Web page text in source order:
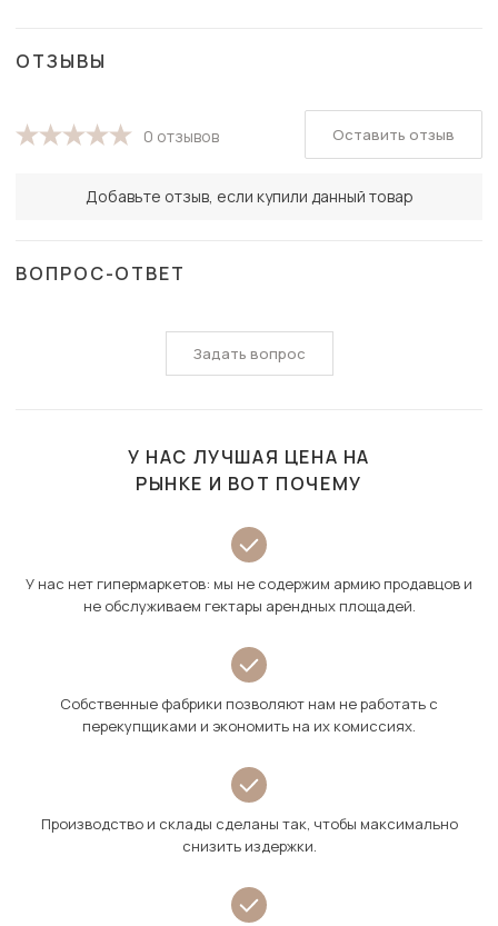
ОТЗЫВЫ
0 отзывов
Добавьте отзыв, если купили данный товар
Оставить отзыв
ВОПРОС-ОТВЕТ
Задать вопрос
У НАС ЛУЧШАЯ ЦЕНА НА
РЫНКЕ И ВОТ ПОЧЕМУ
У нас нет гипермаркетов: мы не содержим армию продавцов и
не обслуживаем гектары арендных площадей.
Собственные фабрики позволяют нам не работать с
перекупщиками и экономить на их комиссиях.
Производство и склады сделаны так, чтобы максимально
снизить издержки.